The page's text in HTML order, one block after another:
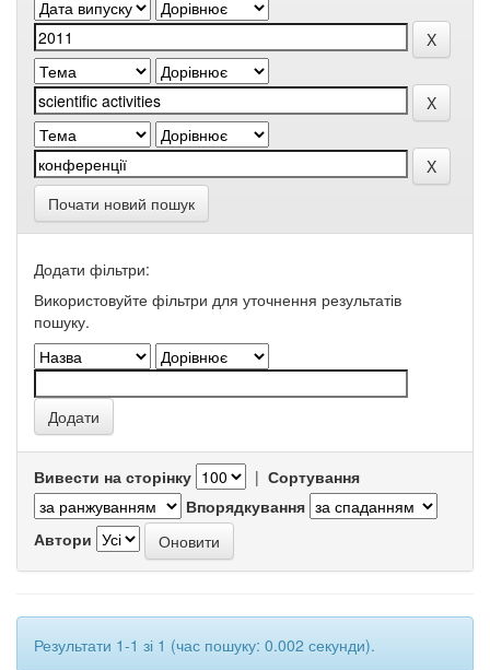
Почати новий пошук
Додати фільтри:
Використовуйте фільтри для уточнення результатів
пошуку.
Вивести на сторінку | Сортування
Впорядкування
Автори
Результати 1-1 зі 1 (час пошуку: 0.002 секунди).